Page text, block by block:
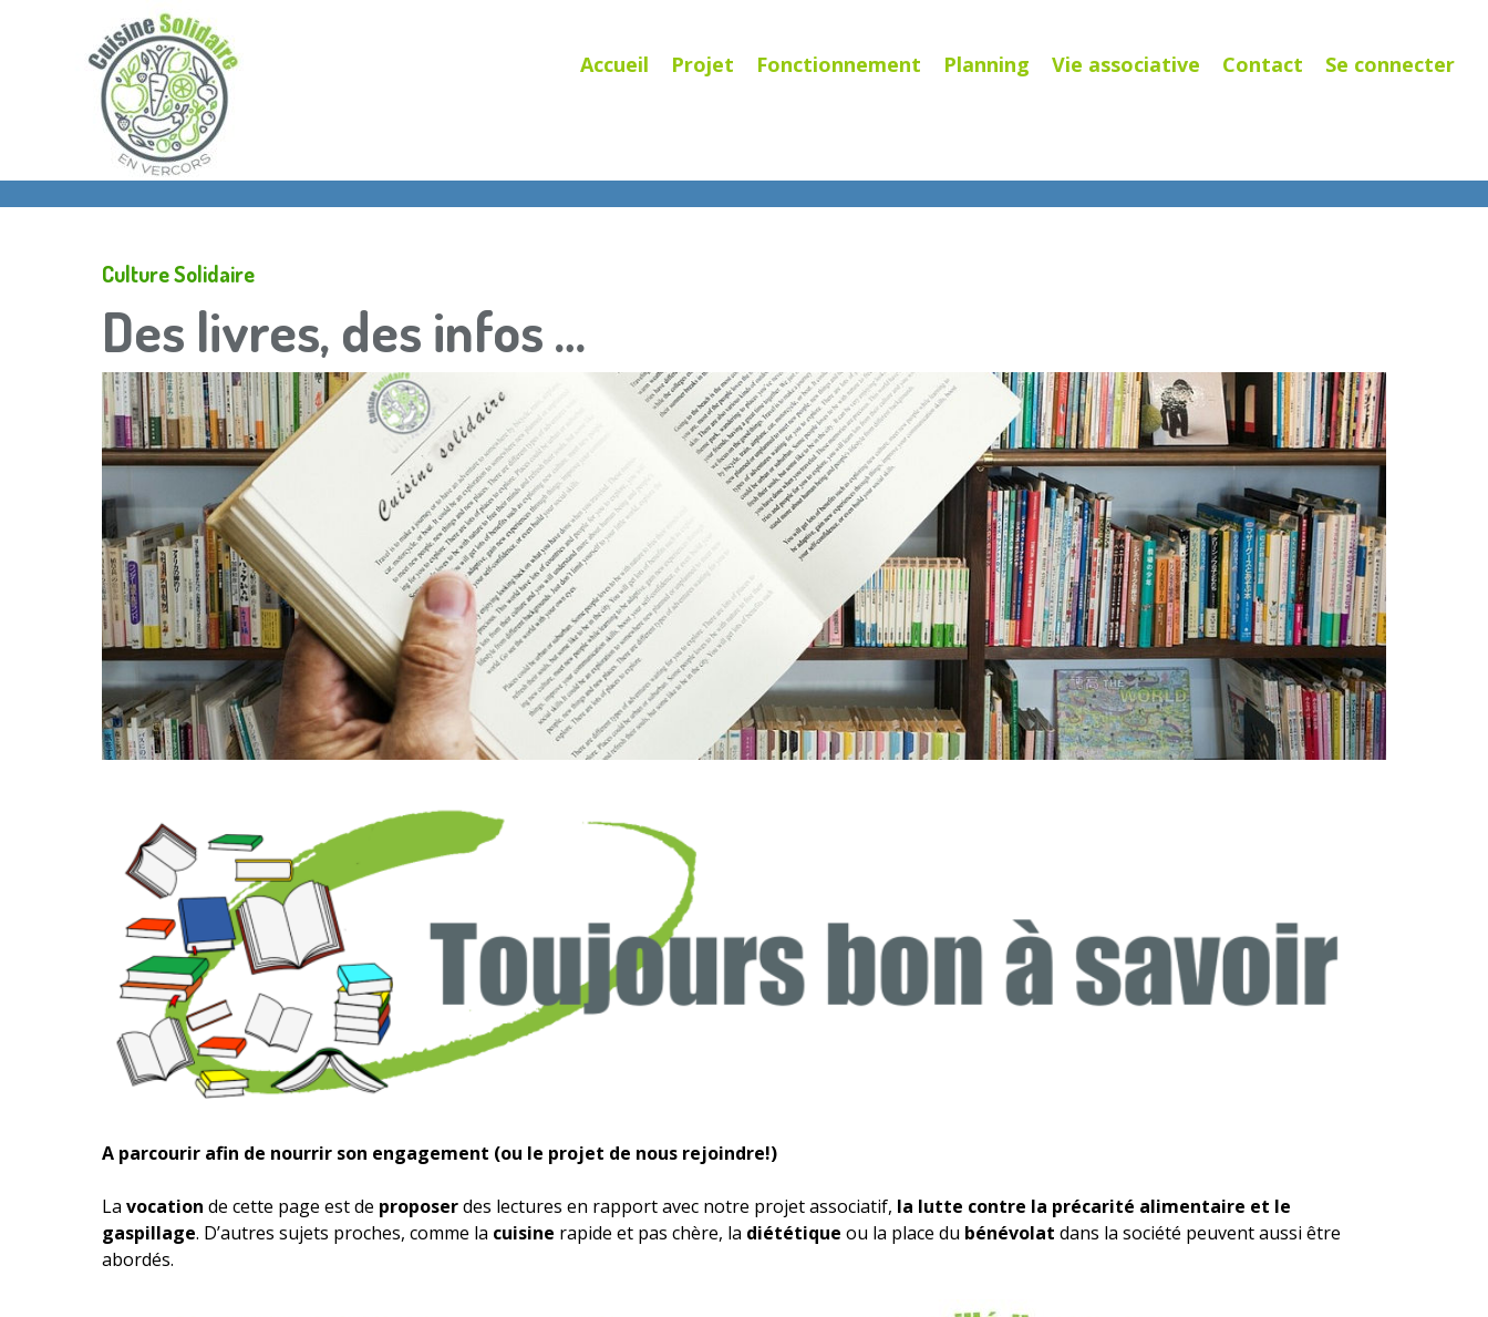
Menu
Skip to content
Accueil Projet Fonctionnement Planning Vie associative Contact Se connecter
Culture Solidaire
Des livres, des infos …
A parcourir afin de nourrir son engagement (ou le projet de nous rejoindre!)
La vocation de cette page est de proposerdes lectures en rapport avec notre projet associatif, la lutte contre la précarité alimentaire et le
gaspillage. D’autres sujets proches, comme la cuisine rapide et pas chère, la diététique ou la place du bénévolat dans la société peuvent aussi être
abordés.